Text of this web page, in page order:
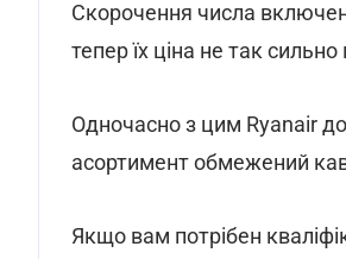
Скорочення числа
тепер їх ціна не так
Одночасно з цим Ryanair
асортимент обмежений
Якщо вам потрібен